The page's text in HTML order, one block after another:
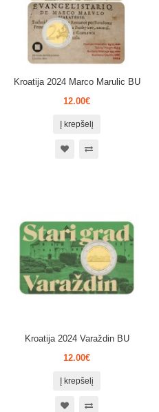
Kroatija 2024 Marco Marulic BU
12.00€
Į krepšelį
Kroatija 2024 Varaždin BU
12.00€
Į krepšelį